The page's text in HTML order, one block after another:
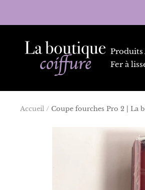
Produits
Fer à
La
Boutique
Coiffure
Accueil Coupe fourches Pro 2 | La